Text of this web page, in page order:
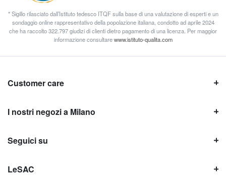
* Sigillo rilasciato dall’Istituto tedesco ITQF sulla base di una valutazione di esperti e un
sondaggio online rappresentativo della popolazione italiana, condotto ad aprile 2024
che ha raccolto 322.797 giudizi di clienti dietro pagamento di una licenza. Per maggior
informazione consultarewww.istituto-qualita.com
Customer care
I nostri negozi a Milano
Seguici su
LeSAC